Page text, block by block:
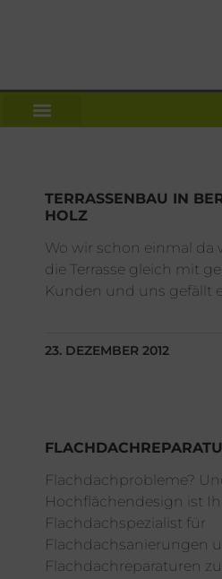
TERRASSENBAU IN
HOLZ
Wo wir schon einmal da
die Terrasse gleich mit
Kunden und uns gefällt
23. DEZEMBER 2012
Flachdachprobleme?
Hochflächendesign ist
Flachdachspezialist für
Flachdachsanierungen
Flachdachreparaturen